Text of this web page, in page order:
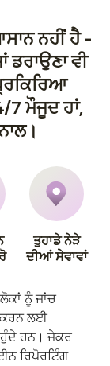
ਨਹੀਂ ਹੈ -
ਡਰਾਉਣਾ ਵੀ
7 ਮੌਜੂਦ ਹਾਂ,
ਤੁਹਾਡੇ ਨੇੜੇ
ਦੀਆਂ ਸੇਵਾਵਾਂ
ਨੂੰ ਜਾਂਚ
ਕਰਨ ਲਈ
ਹਨ। ਜੇਕਰ
ਰਿਪੋਰਟਿੰਗ